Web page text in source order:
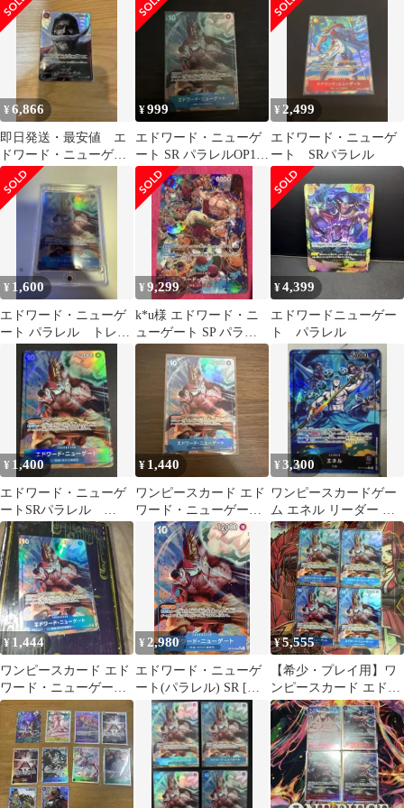
¥6,866
即日発送・最安値 エ
ドワード・ニューゲー
ト SPパラレルSR
¥999
エドワード・ニューゲ
ート SR パラレルOP13-
042 受け継がれる意志
¥ 2,499
エドワード・ニューゲ
ート SRパラレル
¥ 1,600
エドワード・ニューゲ
ート パラレル トレー
ディングカード
¥9,299
k*u様 エドワード・ニ
ューゲート SP パラレ
ル
¥4,399
エドワードニューゲー
ト パラレル
¥ 1,400
エドワード・ニューゲ
ートSRパラレル
OP13-042受け継がれる
意志 ワンピカ
¥ 1,440
ワンピースカード エド
ワード・ニューゲート
SR-P [OP13-042]
¥3,300
ワンピースカードゲー
ム エネル リーダー パ
ラレル
¥ 1,444
ワンピースカード エド
ワード・ニューゲート
SR-P [OP13-042]
¥2,980
エドワード・ニューゲ
ート(パラレル) SR [受
け継がれる意志] OP13-
042 ワンピースカード
ゲーム
¥5,555
【希少・プレイ用】ワ
ンピースカード エドワ
ード・ニューゲート パ
ラレル 4枚